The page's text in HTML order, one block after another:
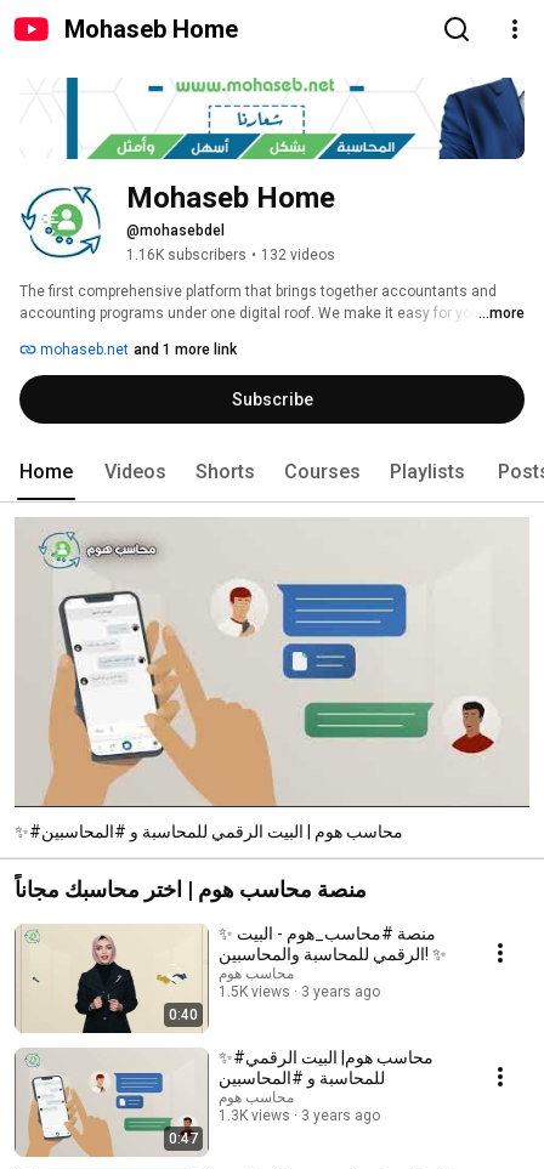
Mohaseb Home
Mohaseb Home
@mohasebdel
1.16K subscribers • 132 videos
The first comprehensive platform that brings together accountants and
accounting programs under one digital roof. We make it easy for you to
one click.
...more
mohaseb.net and 1 more link
Subscribe
Home Videos Shorts Courses Playlists
✨#محاسب هوم | البيت الرقمي للمحاسبة و #المحاسبين
منصة محاسب هوم | اختر محاسبك مجاناً
0:40
✨ منصة #محاسب_هوم - البيت
الرقمي للمحاسبة والمحاسبين! ✨
محاسب هوم
1.5K views
3 years ago
0:47
✨#محاسب هوم| البيت الرقمي
للمحاسبة و #المحاسبين
محاسب هوم
1.3K views
3 years ago